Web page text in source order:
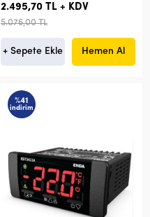
2.495,70 TL + KDV
5.076,00 TL
+ Sepete Ekle Hemen Al
%41
indirim